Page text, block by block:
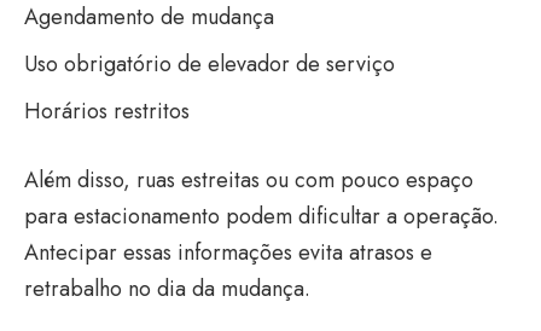
Agendamento de mudança
Uso obrigatório de elevador de serviço
Horários restritos
Além disso, ruas estreitas ou com pouco espaço
para estacionamento podem dificultar a operação.
Antecipar essas informações evita atrasos e
retrabalho no dia da mudança.